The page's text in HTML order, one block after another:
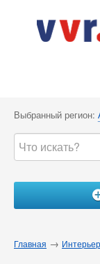
Выбранный регион:
Главная → Интерьер